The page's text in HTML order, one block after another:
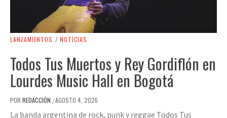
LANZAMIENTOS / NOTICIAS
Todos Tus Muertos y Rey Gordiflón en
Lourdes Music Hall en Bogotá
POR REDACCIÓN /AGOSTO 4, 2026
La banda argentina de rock, punk y reggae Todos Tus